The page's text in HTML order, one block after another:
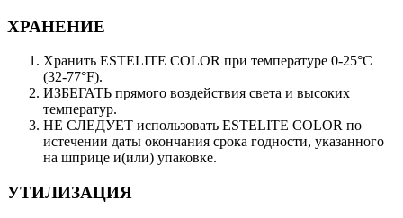
ХРАНЕНИЕ
Хранить ESTELITE COLOR при температуре 0-25°C
(32-77°F).
ИЗБЕГАТЬ прямого воздействия света и высоких
температур.
НЕ СЛЕДУЕТ использовать ESTELITE COLOR по
истечении даты окончания срока годности, указанного
на шприце и(или) упаковке.
УТИЛИЗАЦИЯ